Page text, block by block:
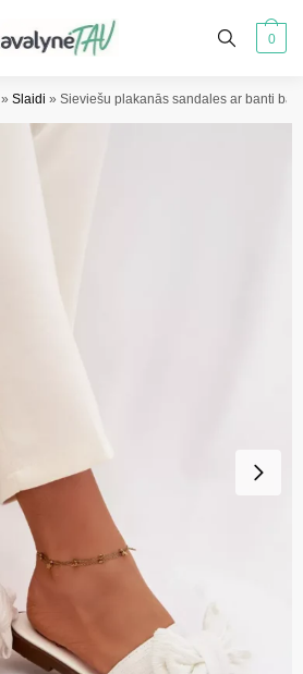
0
» Slaidi » Sieviešu plakanās sandales ar banti